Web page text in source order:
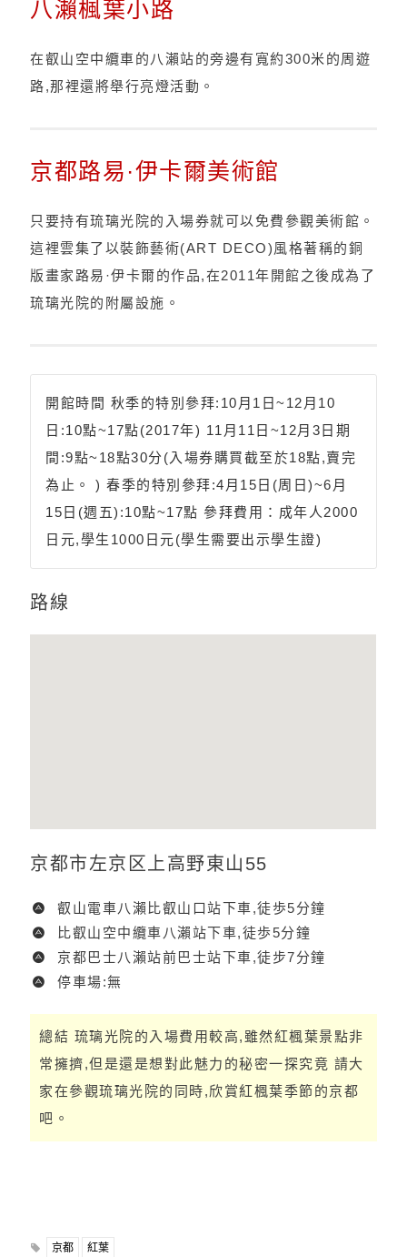
八瀨楓葉小路
在叡山空中纜車的八瀨站的旁邊有寬約300米的周遊
路,那裡還將舉行亮燈活動。
京都路易·伊卡爾美術館
只要持有琉璃光院的入場券就可以免費參觀美術館。
這裡雲集了以裝飾藝術(ART DECO)風格著稱的銅
版畫家路易·伊卡爾的作品,在2011年開館之後成為了
琉璃光院的附屬設施。
開館時間 秋季的特別參拜:10月1日~12月10
日:10點~17點(2017年) 11月11日~12月3日期
間:9點~18點30分(入場券購買截至於18點,賣完
為止。 ) 春季的特別參拜:4月15日(周日)~6月
15日(週五):10點~17點 參拜費用：成年人2000
日元,學生1000日元(學生需要出示學生證)
路線
京都市左京区上高野東山55
叡山電車八瀨比叡山口站下車,徒歩5分鐘
比叡山空中纜車八瀨站下車,徒歩5分鐘
京都巴士八瀨站前巴士站下車,徒步7分鐘
停車場:無
總結 琉璃光院的入場費用較高,雖然紅楓葉景點非
常擁擠,但是還是想對此魅力的秘密一探究竟 請大
家在參觀琉璃光院的同時,欣賞紅楓葉季節的京都
吧。
京都 紅葉